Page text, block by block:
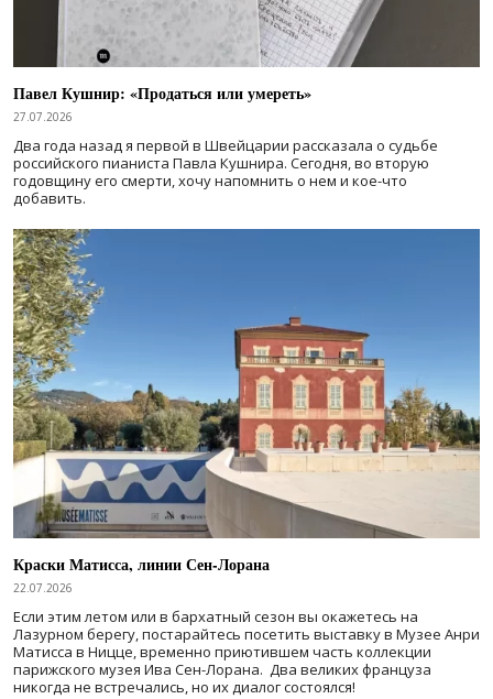
Павел Кушнир: «Продаться или умереть»
27.07.2026
Два года назад я первой в Швейцарии рассказала о судьбе
российского пианиста Павла Кушнира. Сегодня, во вторую
годовщину его смерти, хочу напомнить о нем и кое-что
добавить.
Краски Матисса, линии Сен-Лорана
22.07.2026
Если этим летом или в бархатный сезон вы окажетесь на
Лазурном берегу, постарайтесь посетить выставку в Музее Анри
Матисса в Ницце, временно приютившем часть коллекции
парижского музея Ива Сен-Лорана. Два великих француза
никогда не встречались, но их диалог состоялся!